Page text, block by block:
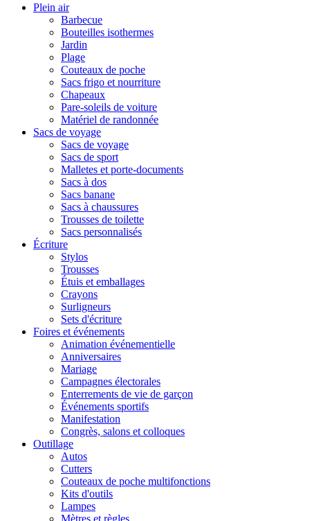
Plein air
Barbecue
Bouteilles isothermes
Jardin
Plage
Couteaux de poche
Sacs frigo et nourriture
Chapeaux
Pare-soleils de voiture
Matériel de randonnée
Sacs de voyage
Sacs de voyage
Sacs de sport
Malletes et porte-documents
Sacs à dos
Sacs banane
Sacs à chaussures
Trousses de toilette
Sacs personnalisés
Écriture
Stylos
Trousses
Étuis et emballages
Crayons
Surligneurs
Sets d'écriture
Foires et événements
Animation événementielle
Anniversaires
Mariage
Campagnes électorales
Enterrements de vie de garçon
Événements sportifs
Manifestation
Congrès, salons et colloques
Outillage
Autos
Cutters
Couteaux de poche multifonctions
Kits d'outils
Lampes
Mètres et règles